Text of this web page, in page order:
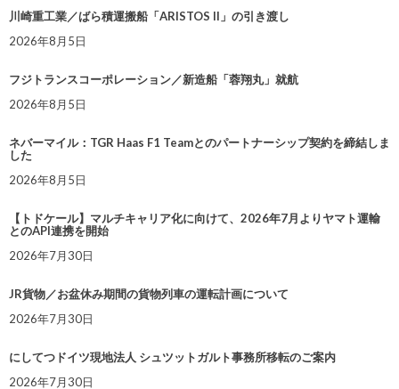
川崎重工業／ばら積運搬船「ARISTOS II」の引き渡し
2026年8月5日
フジトランスコーポレーション／新造船「蓉翔丸」就航
2026年8月5日
ネバーマイル：TGR Haas F1 Teamとのパートナーシップ契約を締結しま
した
2026年8月5日
【トドケール】マルチキャリア化に向けて、2026年7月よりヤマト運輸
とのAPI連携を開始
2026年7月30日
JR貨物／お盆休み期間の貨物列車の運転計画について
2026年7月30日
にしてつドイツ現地法人 シュツットガルト事務所移転のご案内
2026年7月30日